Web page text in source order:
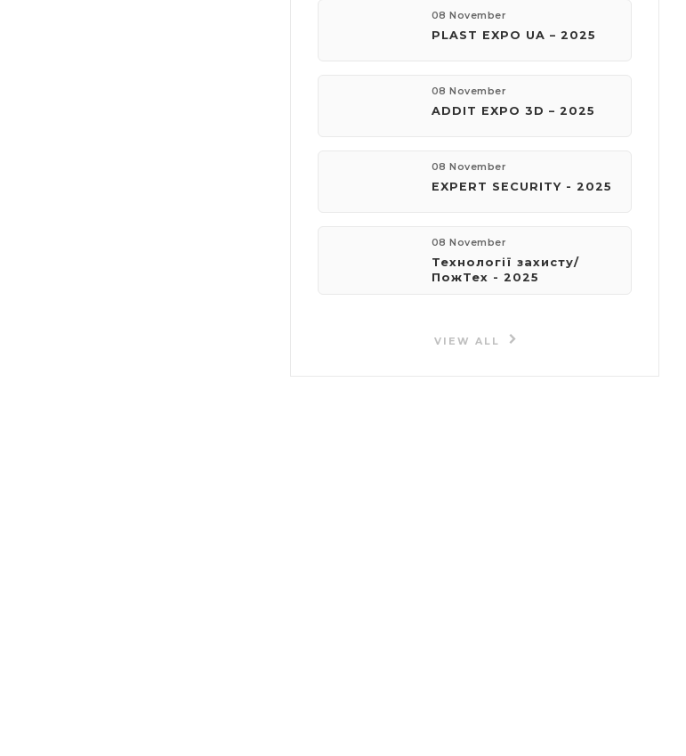
08 November
PLAST EXPO UA – 2025
08 November
ADDIT EXPO 3D – 2025
08 November
EXPERT SECURITY - 2025
08 November
Технології захисту/
ПожТех - 2025
VIEW ALL